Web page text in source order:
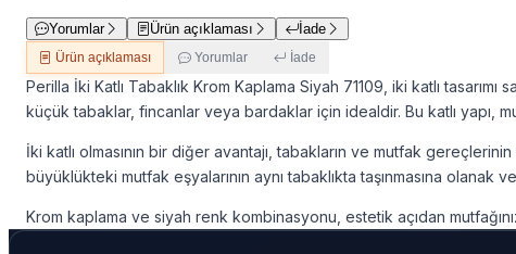
Yorumlar Ürün açıklaması İade
Ürün açıklaması Yorumlar İade
Perilla İki Katlı Tabaklık Krom Kaplama Siyah 71109, iki katlı
küçük tabaklar, fincanlar veya bardaklar için idealdir. Bu katlı yapı,
İki katlı olmasının bir diğer avantajı, tabakların ve mutfak
büyüklükteki mutfak eşyalarının aynı tabaklıkta taşınmasına olanak
Krom kaplama ve siyah renk kombinasyonu, estetik açıdan